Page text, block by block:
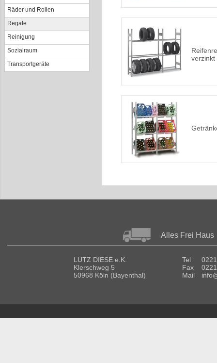
Räder und Rollen
Regale
Reinigung
Sozialraum
Transportgeräte
verzinkt
Alles Frei Haus
LUTZ DIESE e.K.
Klerschweg 5
50968 Köln (Bayenthal)
Tel
Fax
Mail